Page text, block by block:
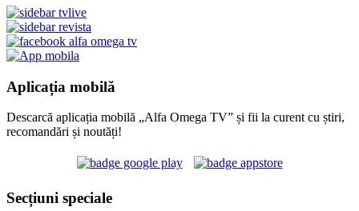
Aplicația mobilă
Descarcă aplicația mobilă „Alfa Omega TV” și fii la curent cu știri,
recomandări și noutăți!
Secțiuni speciale